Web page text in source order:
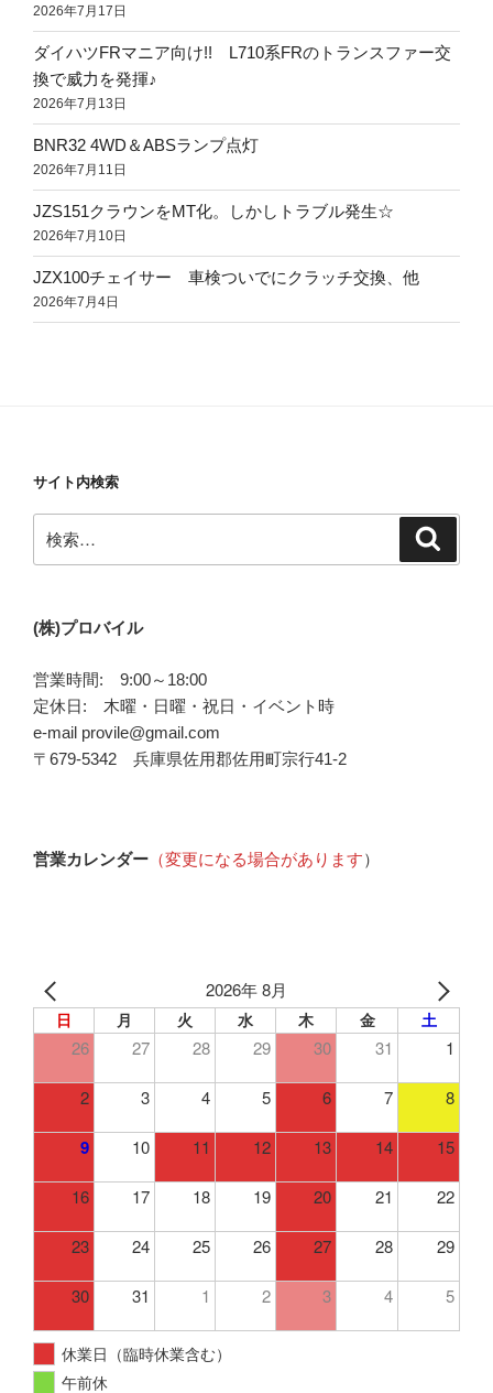
2026年7月17日
ダイハツFRマニア向け!! L710系FRのトランスファー交
換で威力を発揮♪
2026年7月13日
BNR32 4WD＆ABSランプ点灯
2026年7月11日
JZS151クラウンをMT化。しかしトラブル発生☆
2026年7月10日
JZX100チェイサー 車検ついでにクラッチ交換、他
2026年7月4日
サイト内検索
索:
(株)プロバイル
営業時間: 9:00～18:00
定休日: 木曜・日曜・祝日・イベント時
e-mail provile@gmail.com
〒679-5342 兵庫県佐用郡佐用町宗行41-2
営業カレンダー （変更になる場合があります）
2026年 8月
日 月 火 水 木 金 土
26 27 28 29 30 31 1
2 3 4 5 6 7 8
9 10 11 12 13 14 15
16 17 18 19 20 21 22
23 24 25 26 27 28 29
30 31 1 2 3 4 5
休業日（臨時休業含む）
午前休